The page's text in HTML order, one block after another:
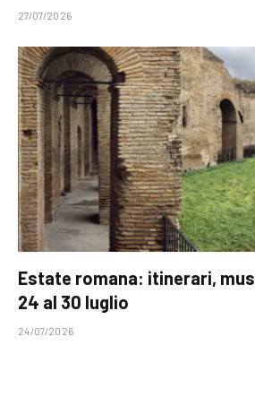
27/07/2026
Estate romana: itinerari,
24 al 30 luglio
24/07/2026